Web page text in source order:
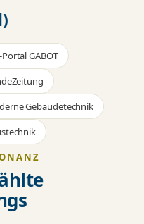
GABOT
Gebäudetechnik